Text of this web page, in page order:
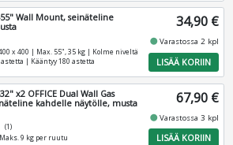
Wall Mount, seinäteline
400 x 400 | Max. 55", 35 kg | Kolme niveltä
| Kääntyy 180 astetta
34,90 €
fiber_manual_recordVarastossa 2 kpl
LISÄÄ KORIIN
x2 OFFICE Dual Wall Gas
kahdelle näytölle, musta
(1)
9 kg per ruutu
67,90 €
fiber_manual_recordVarastossa 3 kpl
LISÄÄ KORIIN